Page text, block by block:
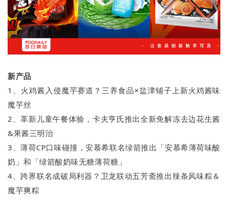
新产品
1、火鸡酱入侵魔芋赛道？三养食品×盐津铺子上新火鸡酱味
魔芋丝
2、革新儿童午餐体验，卡夫亨氏推出全新免解冻去边花生酱
&果酱三明治
3、薄荷CP口味碰撞，安慕希联名绿箭推出「安慕希薄荷味酸
奶」和「绿箭酸奶味无糖薄荷糖」
4、跨界联名成破局利器？卫龙联动五芳斋推出辣条风味粽＆
魔芋爽粽